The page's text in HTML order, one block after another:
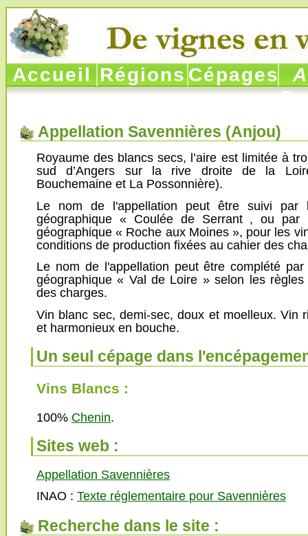
Accueil Régions Cépages
Appellation Savennières (Anjou)
Royaume des blancs secs, l’aire est limitée à
sud d’Angers sur la rive droite de la
Bouchemaine et La Possonnière).
Le nom de l'appellation peut être suivi par
géographique « Coulée de Serrant , ou par
géographique « Roche aux Moines », pour les
conditions de production fixées au cahier des
Le nom de l'appellation peut être complété par
géographique « Val de Loire » selon les
des charges.
Vin blanc sec, demi-sec, doux et moelleux. Vin
et harmonieux en bouche.
Un seul cépage dans
Vins Blancs :
100% Chenin.
Sites web :
Appellation Savennières
INAO : Texte réglementaire pour Savennières
Recherche dans le site :